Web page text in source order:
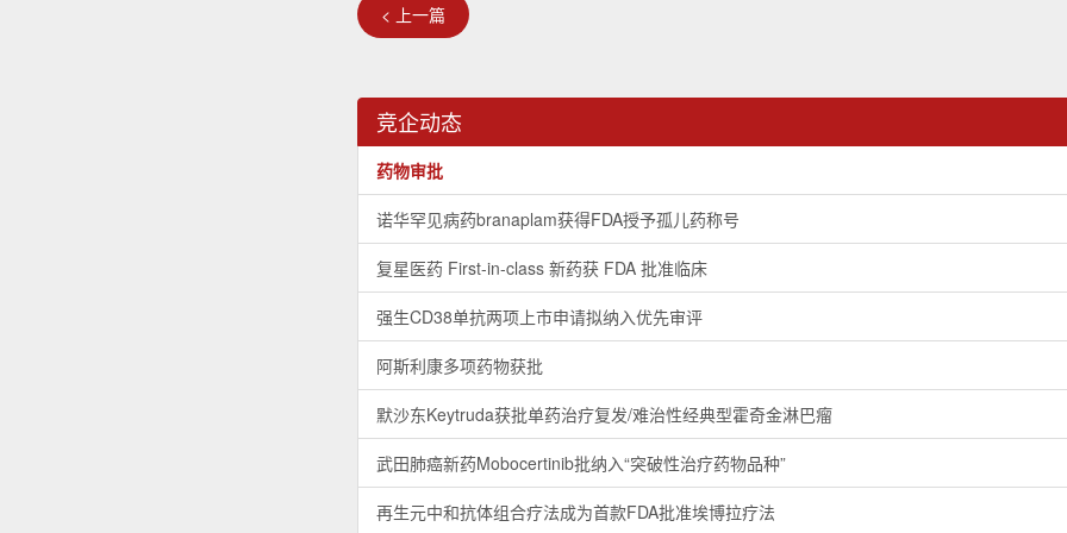
< 上一篇
竞企动态
药物审批
诺华罕见病药branaplam获得FDA授予孤儿药称号
复星医药 First-in-class 新药获 FDA 批准临床
强生CD38单抗两项上市申请拟纳入优先审评
阿斯利康多项药物获批
默沙东Keytruda获批单药治疗复发/难治性经典型霍奇金淋巴瘤
武田肺癌新药Mobocertinib批纳入“突破性治疗药物品种”
再生元中和抗体组合疗法成为首款FDA批准埃博拉疗法